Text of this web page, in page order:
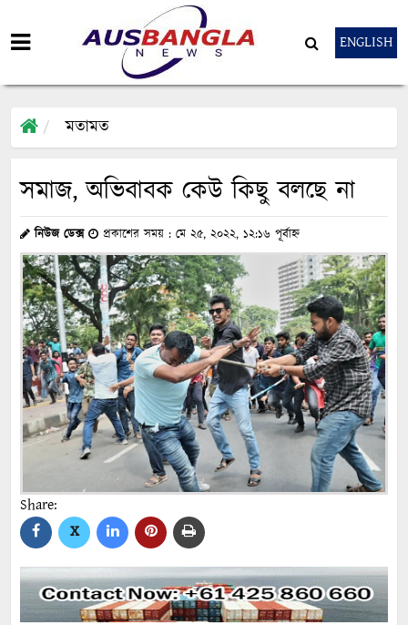
ENGLISH
মতামত
সমাজ, অভিবাবক কেউ কিছু বলছে না
নিউজ ডেক্স প্রকাশের সময় : মে ২৫, ২০২২, ১২:১৬ পূর্বাহ্ন
Share:
X